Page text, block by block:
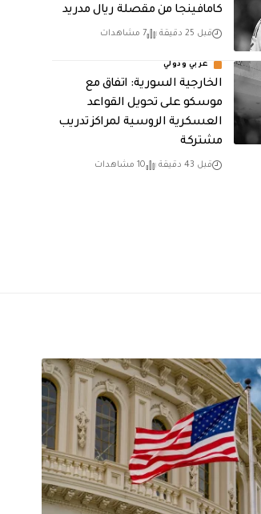
كامافينجا من مقصلة ريال مدريد
قبل 25 دقيقة 7 مشاهدات
عربي ودولي
الخارجية السورية: اتفاق مع
موسكو على تحويل القواعد
العسكرية الروسية لمراكز تدريب
مشتركة
قبل 43 دقيقة 10 مشاهدات